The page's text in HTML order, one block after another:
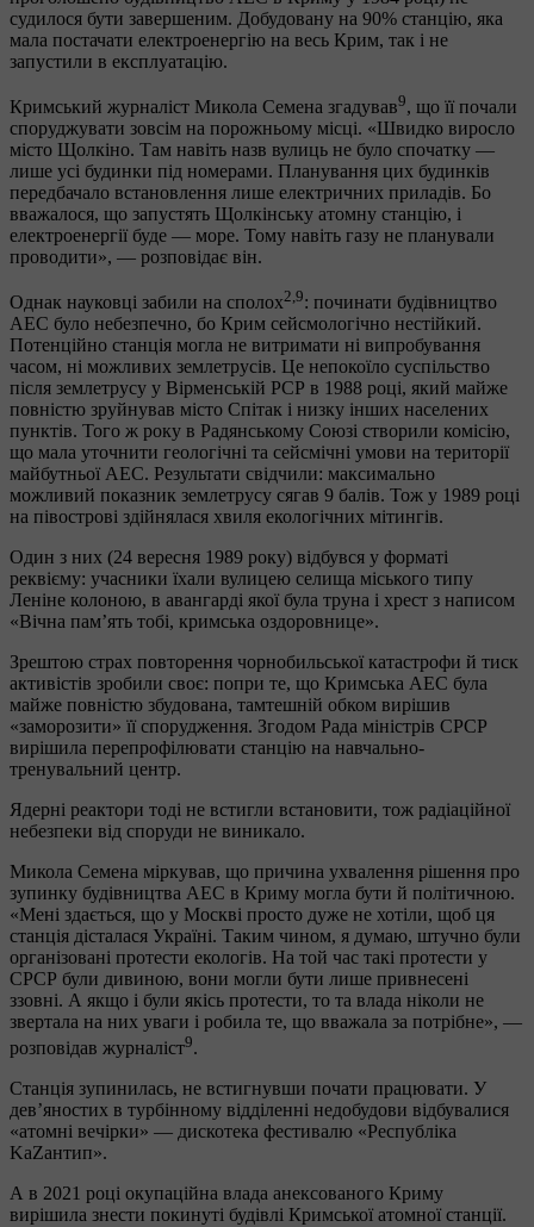
судилося бути завершеним. Добудовану на 90% станцію, яка
мала постачати електроенергію на весь Крим, так і не
запустили в експлуатацію.
Кримський журналіст Микола Семена згадував9, що її почали
споруджувати зовсім на порожньому місці. «Швидко виросло
місто Щолкіно. Там навіть назв вулиць не було спочатку —
лише усі будинки під номерами. Планування цих будинків
передбачало встановлення лише електричних приладів. Бо
вважалося, що запустять Щолкінську атомну станцію, і
електроенергії буде — море. Тому навіть газу не планували
проводити», — розповідає він.
Однак науковці забили на сполох2,9: починати будівництво
АЕС було небезпечно, бо Крим сейсмологічно нестійкий.
Потенційно станція могла не витримати ні випробування
часом, ні можливих землетрусів. Це непокоїло суспільство
після землетрусу у Вірменській РСР в 1988 році, який майже
повністю зруйнував місто Спітак і низку інших населених
пунктів. Того ж року в Радянському Союзі створили комісію,
що мала уточнити геологічні та сейсмічні умови на території
майбутньої АЕС. Результати свідчили: максимально
можливий показник землетрусу сягав 9 балів. Тож у 1989 році
на півострові здійнялася хвиля екологічних мітингів.
Один з них (24 вересня 1989 року) відбувся у форматі
реквієму: учасники їхали вулицею селища міського типу
Леніне колоною, в авангарді якої була труна і хрест з написом
«Вічна пам’ять тобі, кримська оздоровнице».
Зрештою страх повторення чорнобильської катастрофи й тиск
активістів зробили своє: попри те, що Кримська АЕС була
майже повністю збудована, тамтешній обком вирішив
«заморозити» її спорудження. Згодом Рада міністрів СРСР
вирішила перепрофілювати станцію на навчально-
тренувальний центр.
Ядерні реактори тоді не встигли встановити, тож радіаційної
небезпеки від споруди не виникало.
Микола Семена міркував, що причина ухвалення рішення про
зупинку будівництва АЕС в Криму могла бути й політичною.
«Мені здається, що у Москві просто дуже не хотіли, щоб ця
станція дісталася Україні. Таким чином, я думаю, штучно були
організовані протести екологів. На той час такі протести у
СРСР були дивиною, вони могли бути лише привнесені
ззовні. А якщо і були якісь протести, то та влада ніколи не
звертала на них уваги і робила те, що вважала за потрібне», —
розповідав журналіст9.
Станція зупинилась, не встигнувши почати працювати. У
дев’яностих в турбінному відділенні недобудови відбувалися
«атомні вечірки» — дискотека фестивалю «Республіка
KaZaнтип».
А в 2021 році окупаційна влада анексованого Криму
вирішила знести покинуті будівлі Кримської атомної станції.